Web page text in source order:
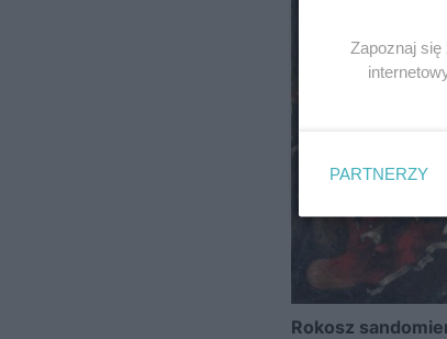
Rokosz
Zapoznaj
PARTNERZY